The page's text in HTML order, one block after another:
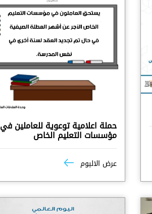
حملة اعلامية توعوية للعاملين في
مؤسسات التعليم الخاص
عرض الالبوم